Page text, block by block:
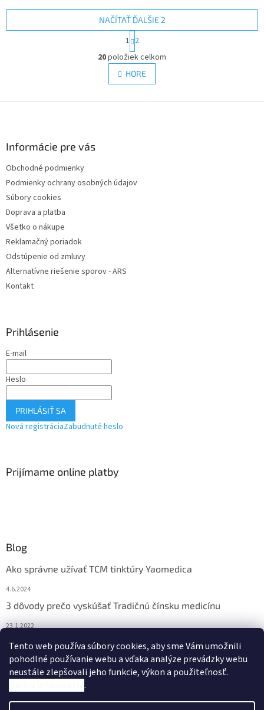
Tento web používa súbory cookies, aby sme Vám umožnili
pohodlné používanie webu a vďaka analýze prevádzky webu
neustále zlepšovali jeho funkcie, výkon a použiteľnosť.
.
O
v
l
á
k
NAČÍTAŤ ĎALŠIE 2
S
t
r
á
n
k
v
1 2
20položiek celkom
HORE
Informácie pre vás
Obchodné podmienky
Podmienky ochrany osobných údajov
Súbory cookies
Doprava a platba
Všetko o nákupe
Reklamačný poriadok
Odstúpenie od zmluvy
Alternatívne riešenie sporov - ARS
Kontakt
Prihlásenie
E-mail
Heslo
PRIHLÁSIŤ SA
Nová registráciaZabudnuté heslo
Prijímame online platby
Blog
Ako správne užívať TCM tinktúry Yaomedica
4.6.2024
3 dôvody prečo vyskúšať Tradičnú čínsku medicínu
23.1.2022
Nadmerne vám vypadávajú vlasy? Pomôže vám čínska
medicína
13.11.2021